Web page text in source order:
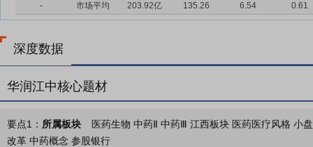
-
市场平均 203.92亿 135.26 6.54 0.61
深度数据
华润江中核心题材
要点1： 所属板块
医药生物 中药Ⅱ 中药Ⅲ 江西板块 医药医疗风格 小
改革 中药概念 参股银行